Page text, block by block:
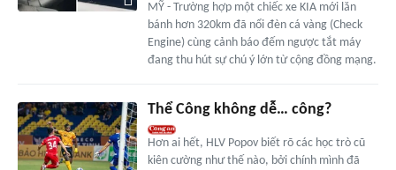
MỸ - Trường hợp một chiếc xe KIA mới lăn
bánh hơn 320km đã nổi đèn cá vàng (Check
Engine) cùng cảnh báo đếm ngược tắt máy
đang thu hút sự chú ý lớn từ cộng đồng mạng.
Thể Công không dễ… công?
Hơn ai hết, HLV Popov biết rõ các học trò cũ
kiên cường như thế nào, bởi chính mình đã